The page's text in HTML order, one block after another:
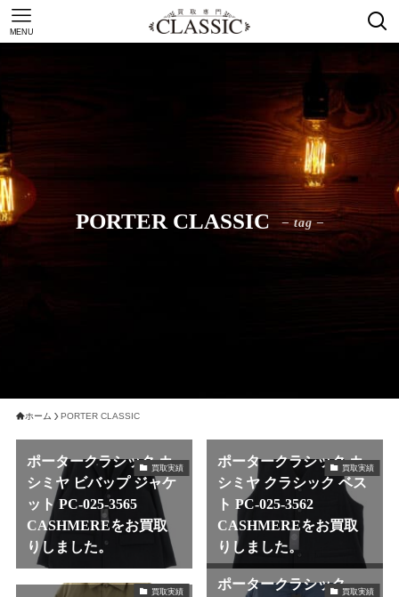
MENU
PORTER CLASSIC – tag –
ホーム PORTER CLASSIC
買取実績
ポータークラシック カ
シミヤ ビバップ ジャケ
ット PC-025-3565
CASHMEREをお買取
りしました。
買取実績
ポータークラシック カ
シミヤ クラシック ベス
ト PC-025-3562
CASHMEREをお買取
りしました。
買取実績 買取実績
ポータークラシック